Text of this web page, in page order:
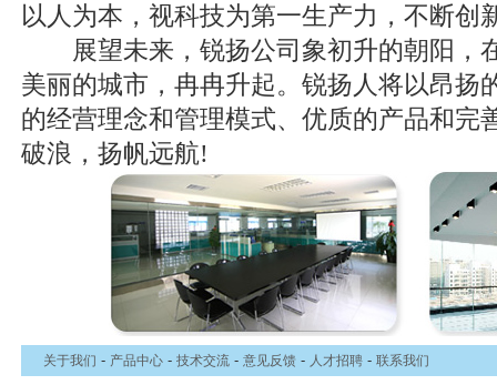
以人为本，视科技为第一生产力，不断创
展望未来，锐扬公司象初升的朝阳，
美丽的城市，冉冉升起。锐扬人将以昂扬
的经营理念和管理模式、优质的产品和完
破浪，扬帆远航!
关于我们 - 产品中心 - 技术交流 - 意见反馈 - 人才招聘 - 联系我们